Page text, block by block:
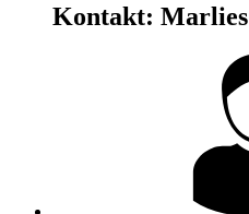
Kontakt: